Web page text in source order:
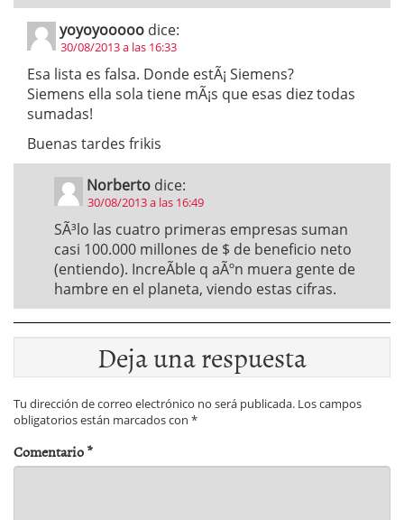
yoyoyooooo dice:
30/08/2013 a las 16:33
Esa lista es falsa. Donde estÃ¡ Siemens?
Siemens ella sola tiene mÃ¡s que esas diez todas
sumadas!
Buenas tardes frikis
Norberto dice:
30/08/2013 a las 16:49
SÃ³lo las cuatro primeras empresas suman
casi 100.000 millones de $ de beneficio neto
(entiendo). IncreÃ­ble q aÃºn muera gente de
hambre en el planeta, viendo estas cifras.
Deja una respuesta
Tu dirección de correo electrónico no será publicada. Los campos
obligatorios están marcados con *
Comentario*